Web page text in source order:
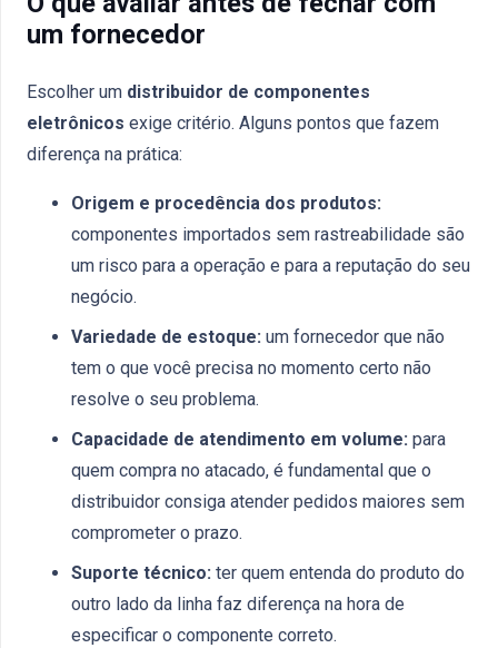
um fornecedor
Escolher um distribuidor de componentes
eletrônicos exige critério. Alguns pontos que fazem
diferença na prática:
Origem e procedência dos produtos:
componentes importados sem rastreabilidade são
um risco para a operação e para a reputação do seu
negócio.
Variedade de estoque: um fornecedor que não
tem o que você precisa no momento certo não
resolve o seu problema.
Capacidade de atendimento em volume: para
quem compra no atacado, é fundamental que o
distribuidor consiga atender pedidos maiores sem
comprometer o prazo.
Suporte técnico: ter quem entenda do produto do
outro lado da linha faz diferença na hora de
especificar o componente correto.